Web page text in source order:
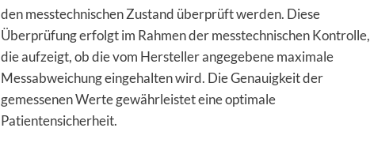
den messtechnischen Zustand überprüft werden. Diese
Überprüfung erfolgt im Rahmen der messtechnischen Kontrolle,
die aufzeigt, ob die vom Hersteller angegebene maximale
Messabweichung eingehalten wird. Die Genauigkeit der
gemessenen Werte gewährleistet eine optimale
Patientensicherheit.